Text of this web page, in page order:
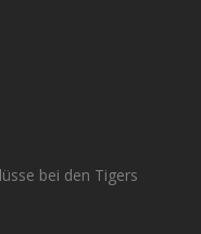
bei den Tigers